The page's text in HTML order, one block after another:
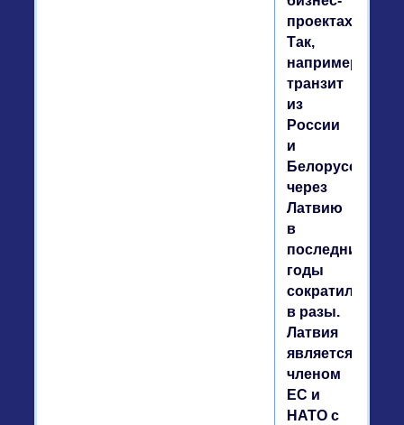
проектах.
Так,
например,
транзит
из
России
и
Белоруссии
через
Латвию
в
последние
годы
сократился
в разы.
Латвия
является
членом
ЕС и
НАТО с